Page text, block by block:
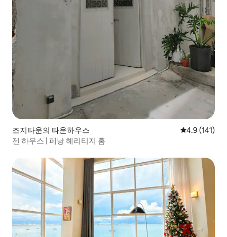
조지타운의 타운하우스 평점 4.9점(5
4.9 (141)
젠 하우스 | 페낭 헤리티지 홈